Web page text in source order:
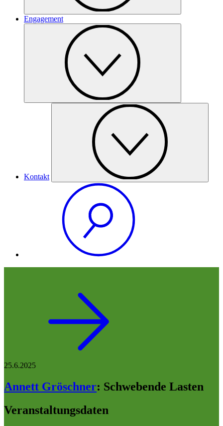
Engagement
Kontakt
25.6.2025
Annett Gröschner: Schwebende Lasten
Veranstaltungsdaten